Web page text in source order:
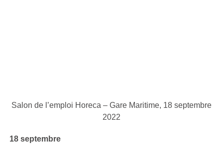
18 septembre
Salon de l’emploi Horeca – Gare Maritime, 18 septembre
2022